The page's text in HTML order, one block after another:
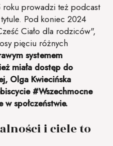
prowadzi też podcast
Pod koniec 2024
Ciało dla rodziców",
pięciu różnych
systemem
miała dostęp do
Olga Kwiecińska
#Wszechmocne
społczeństwie.
i ciele to